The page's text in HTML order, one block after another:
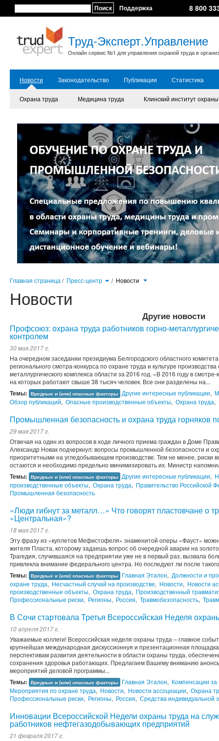
Поиск Поддержка 8 800
Труд-Эксперт.Управление
Онлайн сервис №1 для управления охраной труда в
Новости Законодательство Публикации Статистика
Охрана труда Медицина труда Клинский институт
Главная страница / Пресс-центр / Новости
Новости
Другие новости
Профсоюз: охрана труда работников горно-
контролем
30 мая 2017 г.
На очередном заседании президиума Белгородского областного
регионального смотра-конкурса по охране труда и культуре
металлургического комплекса области за 2016 год. «В 2016 году в
на которых работают свыше 38 тысяч человек. Все они разделены на...
Темы: Вредные и (или) опасные факторы Другие интересные публикации,
Обзор публикаций, Опасные производственные объекты, Охрана труда,
Промышленная безопасность и охрана труда горняков
29 мая 2017 г.
Отвечая на один из вопросов в ходе личного приема граждан в Доме
Александр Новак подчеркнул: вопросы промышленной безопасности и
приоритетными на угледобывающем производстве. Тем не менее, риски
остаются и необходимо предельно минимизировать их. Министр
Темы: Вредные и (или) опасные факторы Другие интересные публикации,
производственные объекты, Охрана труда, Правительство Российской
Промышленная безопасность
«Люди гибнут за металл…» Что говорят пластовчане о
«Центральная»?
18 мая 2017 г.
Эту фразу из «куплетов Мефистофеля» знаменитой оперы «Фауст»
жителя Пласта, которому задаешь вопрос об очередной аварии на
Трагедия, случившаяся на предприятии уже не в первый раз, вызвала
привлекла внимание федерального центра. Но последуют ли после
Темы: Вредные и (или) опасные факторы Главная Эталон, Должности и
охране труда, Несчастный случай на производстве, Новости, Новости
производственные объекты, Охрана труда, Производственный
Профессиональные риски, Регионы, Россия, Травмобезопасность,
В Сочи стартовала Третья Всероссийская Неделя
10 апреля 2017 г.
Уважаемые коллеги! Всероссийская неделя охраны труда – главное
крупнейшая международная дискуссионнуя и презентационная
перспективам развития деятельности в области охраны труда,
сохранения здоровья работающих. Предлагаем Вашему вниманию
мероприятий деловой программы...
Темы: Вредные и (или) опасные факторы Главная Эталон, Компенсации
Мероприятия по охране труда, Новости, Новости ассоциации, Охрана
Профессиональные риски, Регионы, Россия, Средства индивидуальной
Инновации Всероссийской Недели охраны труда на
работников нефтегазодобывающих предприятий
21 февраля 2017 г.